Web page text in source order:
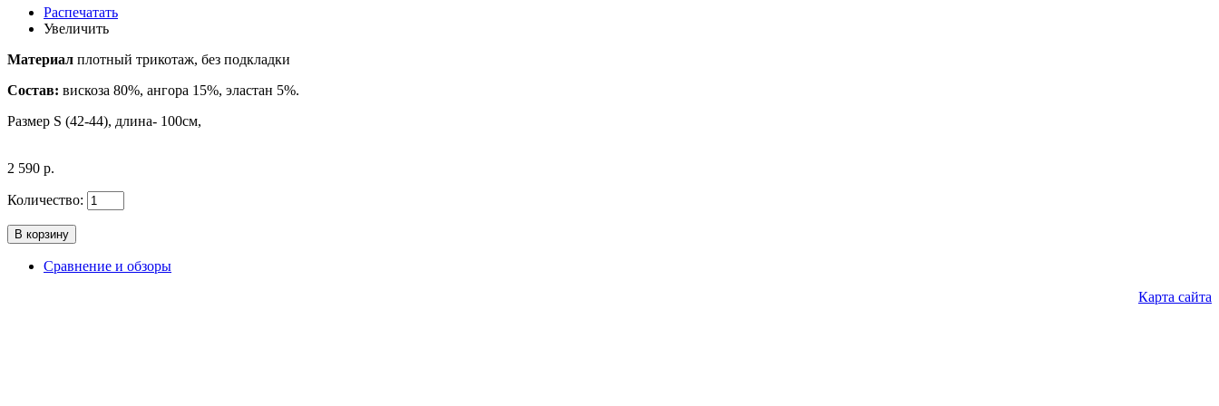
Распечатать
Увеличить
Материал плотный трикотаж, без подкладки
Состав: вискоза 80%, ангора 15%, эластан 5%.
Размер S (42-44), длина- 100см,
2 590 р.
Количество:
Сравнение и обзоры
Карта сайта